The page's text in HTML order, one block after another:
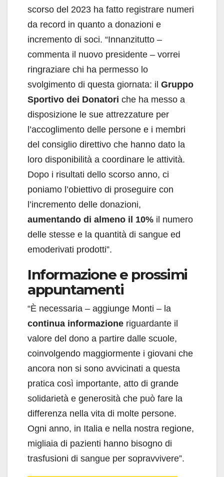
scorso del 2023 ha fatto registrare numeri
da record in quanto a donazioni e
incremento di soci. “Innanzitutto –
commenta il nuovo presidente – vorrei
ringraziare chi ha permesso lo
svolgimento di questa giornata: il Gruppo
Sportivo dei Donatori che ha messo a
disposizione le sue attrezzature per
l’accoglimento delle persone e i membri
del consiglio direttivo che hanno dato la
loro disponibilità a coordinare le attività.
Dopo i risultati dello scorso anno, ci
poniamo l’obiettivo di proseguire con
l’incremento delle donazioni,
aumentando di almeno il 10% il numero
delle stesse e la quantità di sangue ed
emoderivati prodotti”.
Informazione e prossimi
appuntamenti
“È necessaria – aggiunge Monti – la
continua informazione riguardante il
valore del dono a partire dalle scuole,
coinvolgendo maggiormente i giovani che
ancora non si sono avvicinati a questa
pratica così importante, atto di grande
solidarietà e generosità che può fare la
differenza nella vita di molte persone.
Ogni anno, in Italia e nella nostra regione,
migliaia di pazienti hanno bisogno di
trasfusioni di sangue per sopravvivere”.